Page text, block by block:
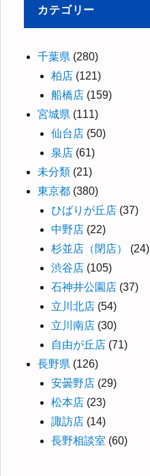
カテゴリー
千葉県 (280)
柏店 (121)
船橋店 (159)
宮城県 (111)
仙台店 (50)
泉店 (61)
未分類 (21)
東京都 (380)
ひばりが丘店 (37)
中野店 (22)
杉並店（閉店）
(24)
渋谷店 (105)
石神井公園店 (37)
立川北店 (54)
立川南店 (30)
自由が丘店 (71)
長野県 (126)
安曇野店 (29)
松本店 (23)
諏訪店 (14)
長野相談室 (60)